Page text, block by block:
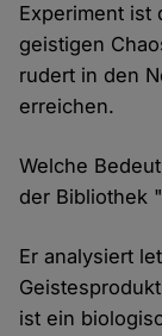
Experiment ist
geistigen
rudert in den
erreichen.
Welche
der Bibliothek
Er analysiert
ist ein